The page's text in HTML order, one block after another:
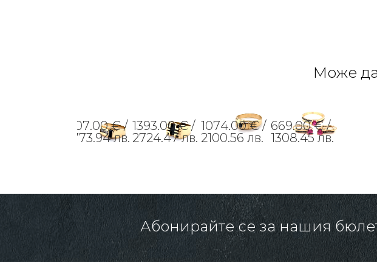
Може
907.00 € /
1773.94 лв.
1393.00 € /
2724.47 лв.
1074.00 € /
2100.56 лв.
669.00 € /
1308.45 лв.
Абонирайте се за нашия